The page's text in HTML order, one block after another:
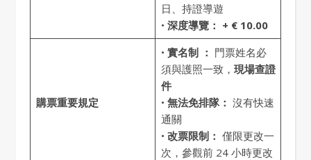
日、持證導遊
• 深度導覽： + € 10.00
購票重要規定
• 實名制 ： 門票姓名必
須與護照一致， 現場查證
件
• 無法免排隊： 沒有快速
通關
• 改票限制： 僅限更改一
次，參觀前 24 小時更改